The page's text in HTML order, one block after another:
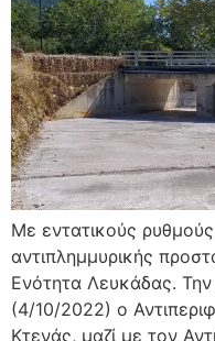
Με εντατικούς
αντιπλημμυρικής
Ενότητα Λευκάδας.
(4/10/2022) ο
Κτενάς, μαζί με τον